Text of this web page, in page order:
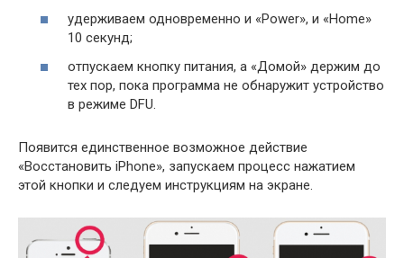
удерживаем одновременно и «Power», и «Home»
10 секунд;
отпускаем кнопку питания, а «Домой» держим до
тех пор, пока программа не обнаружит устройство
в режиме DFU.
Появится единственное возможное действие
«Восстановить iPhone», запускаем процесс нажатием
этой кнопки и следуем инструкциям на экране.